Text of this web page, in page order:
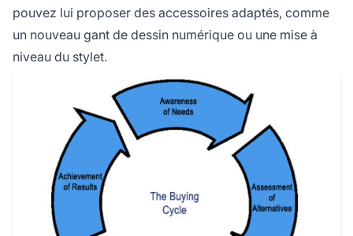
pouvez lui proposer des accessoires adaptés, comme
un nouveau gant de dessin numérique ou une mise à
niveau du stylet.